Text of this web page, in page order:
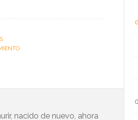
nacido de nuevo, ahora